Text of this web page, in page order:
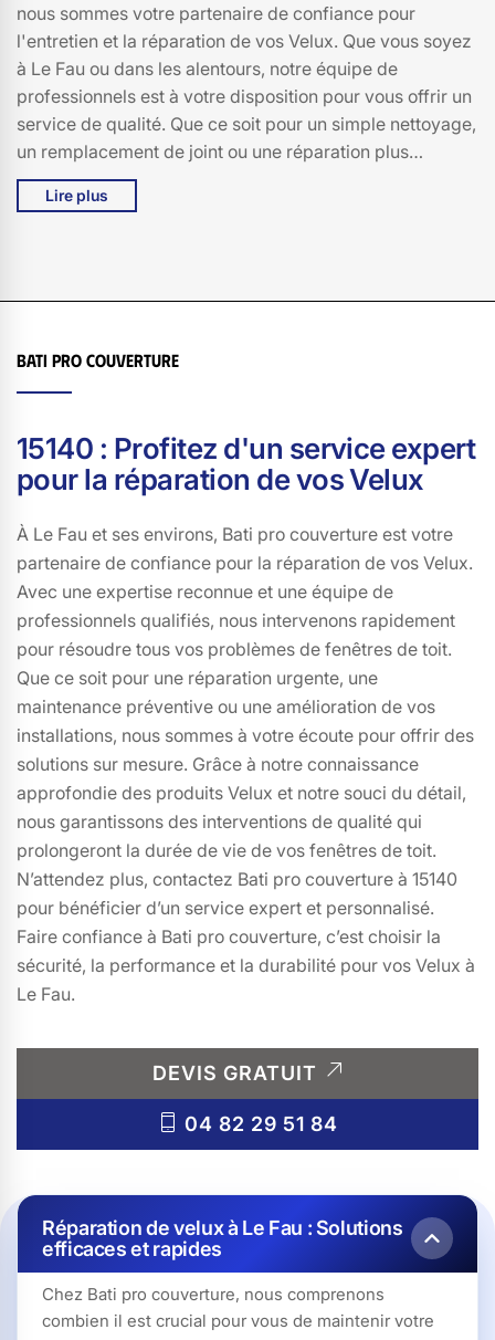
nous sommes votre partenaire de confiance pour
l'entretien et la réparation de vos Velux. Que vous soyez
à Le Fau ou dans les alentours, notre équipe de
professionnels est à votre disposition pour vous offrir un
service de qualité. Que ce soit pour un simple nettoyage,
un remplacement de joint ou une réparation plus
complexe, nous mettons notre expertise à votre service
pour garantir la durabilité et l'efficacité de vos Velux.
pour un service d'entretien et de réparation
irréprochable dans la région de 15140.
Lire plus
Bati pro couverture
15140 : Profitez d'un service expert
pour la réparation de vos Velux
À Le Fau et ses environs, Bati pro couverture est votre
partenaire de confiance pour la réparation de vos Velux.
Avec une expertise reconnue et une équipe de
professionnels qualifiés, nous intervenons rapidement
pour résoudre tous vos problèmes de fenêtres de toit.
Que ce soit pour une réparation urgente, une
maintenance préventive ou une amélioration de vos
installations, nous sommes à votre écoute pour offrir des
solutions sur mesure. Grâce à notre connaissance
approfondie des produits Velux et notre souci du détail,
nous garantissons des interventions de qualité qui
prolongeront la durée de vie de vos fenêtres de toit.
N’attendez plus, contactez Bati pro couverture à 15140
pour bénéficier d’un service expert et personnalisé.
Faire confiance à Bati pro couverture, c’est choisir la
sécurité, la performance et la durabilité pour vos Velux à
Le Fau.
DEVIS GRATUIT
04 82 29 51 84
Réparation de velux à Le Fau : Solutions
efficaces et rapides
Chez Bati pro couverture, nous comprenons
combien il est crucial pour vous de maintenir votre